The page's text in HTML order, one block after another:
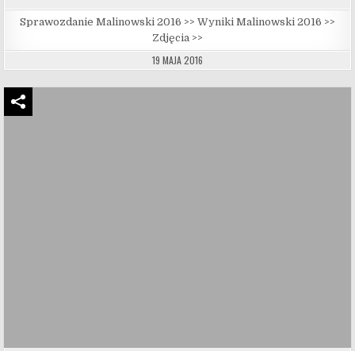
Sprawozdanie Malinowski 2016 >> Wyniki Malinowski 2016 >>
Zdjęcia >>
19 MAJA 2016